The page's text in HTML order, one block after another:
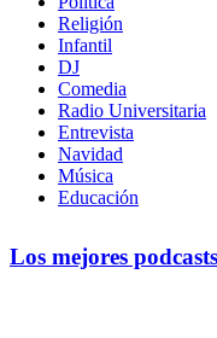
Religión
Infantil
DJ
Comedia
Radio Universitaria
Entrevista
Navidad
Música
Educación
Los mejores podcasts